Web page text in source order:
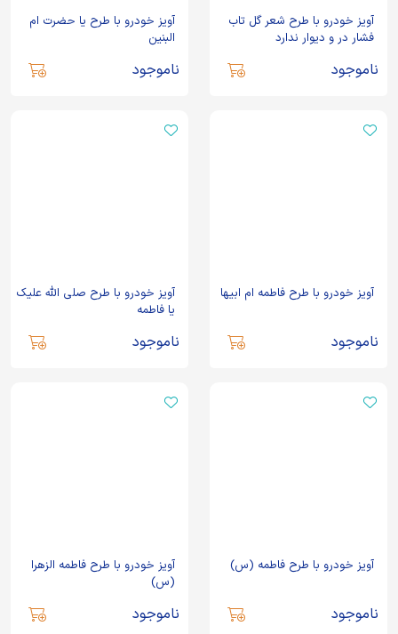
آویز خودرو با طرح شعر گل تاب
فشار در و دیوار ندارد
ناموجود
آویز خودرو با طرح یا حضرت ام
البنین
ناموجود
آویز خودرو با طرح فاطمه ام ابیها
ناموجود
آویز خودرو با طرح صلی الله علیک
یا فاطمه
ناموجود
آویز خودرو با طرح فاطمه (س)
ناموجود
آویز خودرو با طرح فاطمه الزهرا
(س)
ناموجود